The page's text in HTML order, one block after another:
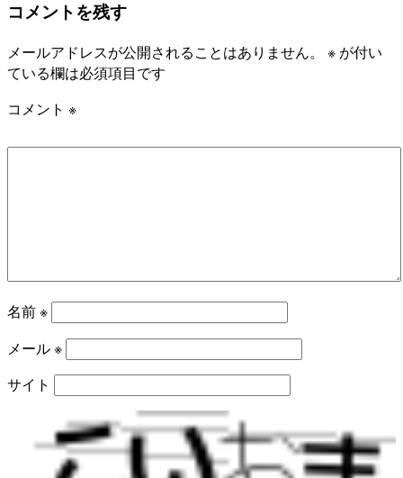
コメントを残す
メールアドレスが公開されることはありません。 ※ が付い
ている欄は必須項目です
コメント ※
名前※
メール※
サイト